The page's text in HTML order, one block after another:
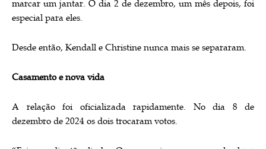
marcar um jantar. O dia 2 de dezembro, um mês depois, foi
especial para eles.
Desde então, Kendall e Christine nunca mais se separaram.
Casamento e nova vida
A relação foi oficializada rapidamente. No dia 8 de
dezembro de 2024 os dois trocaram votos.